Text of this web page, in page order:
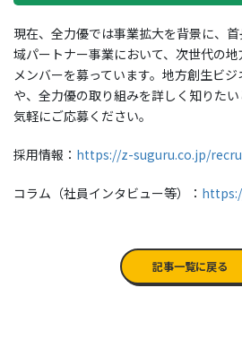
現在、全力優では事業拡大を背景に、
域パートナー事業において、次世代の
メンバーを募っています。地方創生ビ
や、全力優の取り組みを詳しく知りた
気軽にご応募ください。
採用情報： https://z-suguru.co.jp/
コラム（社員インタビュー等）：
記事一覧に戻る